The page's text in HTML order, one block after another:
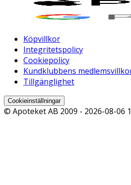
Köpvillkor
Integritetspolicy
Cookiepolicy
Kundklubbens
Tillgänglighet
Cookieinställningar
© Apoteket AB 2009 - 2026-08-06